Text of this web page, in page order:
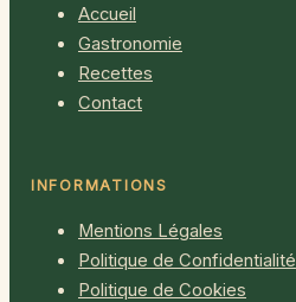
Accueil
Gastronomie
Recettes
Contact
INFORMATIONS
Mentions Légales
Politique de Confidentialité
Politique de Cookies